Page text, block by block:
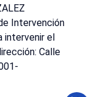
Intervención
intervenir el
Calle